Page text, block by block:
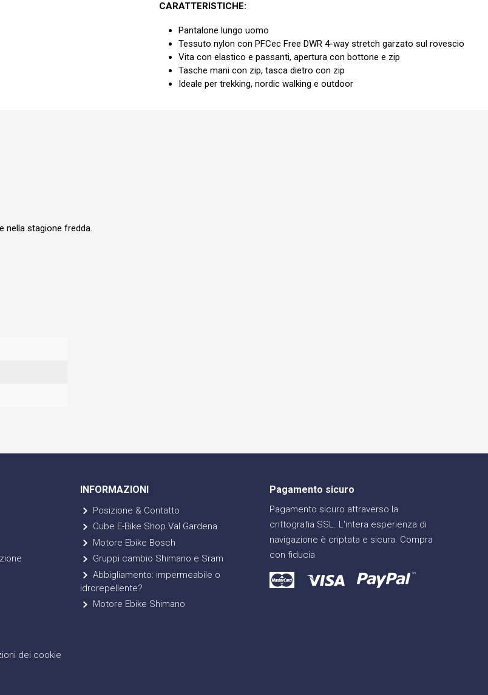
CARATTERISTICHE:
Pantalone lungo uomo
Tessuto nylon con PFCec Free DWR 4-way stretch garzato sul rovescio
Vita con elastico e passanti, apertura con bottone e zip
Tasche mani con zip, tasca dietro con zip
Ideale per trekking, nordic walking e outdoor
nella stagione fredda.
dei cookie
INFORMAZIONI
Posizione & Contatto
Cube E-Bike Shop Val Gardena
Motore Ebike Bosch
Gruppi cambio Shimano e Sram
Abbigliamento: impermeabile o
idrorepellente?
Motore Ebike Shimano
Pagamento sicuro
Pagamento sicuro attraverso la
crittografia SSL. L'intera esperienza di
navigazione è criptata e sicura. Compra
con fiducia